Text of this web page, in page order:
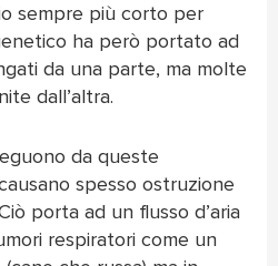
sempre più corto per
ha però portato ad
da una parte, ma molte
dall’altra.
da queste
spesso ostruzione
porta ad un flusso d’aria
respiratori come un